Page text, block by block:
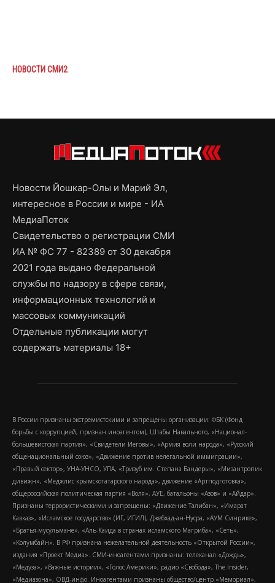
НОВОСТИ СМИ2
Новости Йошкар-Олы и Марий Эл,
интересное в России и мире - ИА
МедиаПоток
Свидетельство о регистрации СМИ
ИА № ФС 77 - 82389 от 30 декабря
2021 года выдано Федеральной
службы по надзору в сфере связи,
информационных технологий и
массовых коммуникаций
Отдельные публикации могут
содержать материалы 18+
В России признаны экстремистскими и запрещены организации: ФБК (Фонд
борьбы с коррупцией, признан иноагентом), Штабы Навального, «Национал-
большевистская партия», «Свидетели Иеговы», «Армия воли народа», «Русский
общенациональный союз», «Движение против нелегальной иммиграции»,
«Правый сектор», УНА-УНСО, УПА, «Тризуб им. Степана Бандеры», «Мизантропик
дивижн», «Меджлис крымскотатарского народа», движение «Артподготовка»,
общероссийская политическая партия «Воля», АУЕ, батальоны «Азов» и «Айдар».
Признаны террористическими и запрещены: «Движение Талибан», «Имарат
Кавказ», «Исламское государство» (ИГ, ИГИЛ), Джебхад-ан-Нусра, «АУМ Синрике»,
«Братья-мусульмане», «Аль-Каида в странах исламского Магриба», «Сеть»,
«Колумбайн». В РФ признана нежелательной деятельность «Открытой России»,
издания «Проект Медиа». СМИ-иноагентами признаны: телеканал «Дождь»,
«Медуза», «Важные истории», «Голос Америки», радио «Свобода», The Insider,
«Медиазона», ОВД-инфо. Иноагентами признаны общество/центр «Мемориал»,